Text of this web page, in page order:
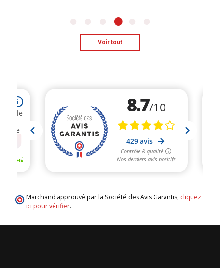
Voir tout
Marchand approuvé par la Société des Avis Garantis, cliquez
ici pour vérifier.